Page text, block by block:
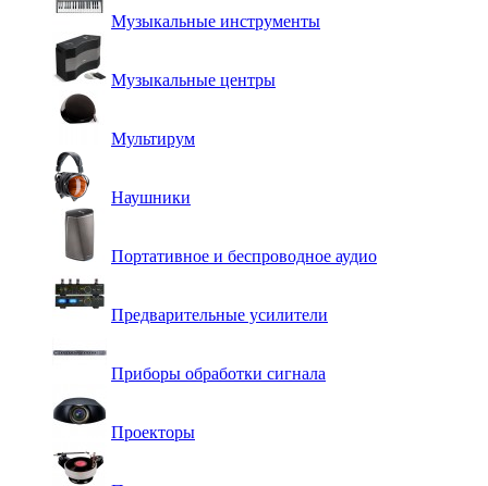
Музыкальные инструменты
Музыкальные центры
Мультирум
Наушники
Портативное и беспроводное аудио
Предварительные усилители
Приборы обработки сигнала
Проекторы